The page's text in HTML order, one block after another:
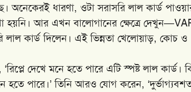
অনেকেরই ধারণা, ওটা সরাসরি লাল কার্ড
হয়নি। আর এখন বালোগানের ক্ষেত্রে
লাল কার্ড দিলেন। এই ভিন্নতা খেলোয়াড়, কোচ ও
দেখে মনে হতে পারে এটি স্পষ্ট লাল কার্ড।
হতে পারে।’ তিনি আরও যোগ করেন,